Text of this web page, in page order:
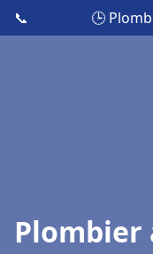
📞 🕒
Plombier